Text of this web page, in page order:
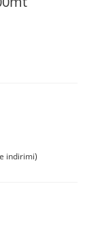
indirimi)